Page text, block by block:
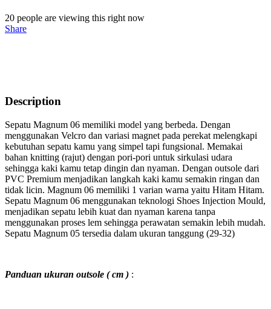
20 people are viewing this right now
Share
Description
Sepatu Magnum 06 memiliki model yang berbeda. Dengan
menggunakan Velcro dan variasi magnet pada perekat melengkapi
kebutuhan sepatu kamu yang simpel tapi fungsional. Memakai
bahan knitting (rajut) dengan pori-pori untuk sirkulasi udara
sehingga kaki kamu tetap dingin dan nyaman. Dengan outsole dari
PVC Premium menjadikan langkah kaki kamu semakin ringan dan
tidak licin. Magnum 06 memiliki 1 varian warna yaitu Hitam Hitam.
Sepatu Magnum 06 menggunakan teknologi Shoes Injection Mould,
menjadikan sepatu lebih kuat dan nyaman karena tanpa
menggunakan proses lem sehingga perawatan semakin lebih mudah.
Sepatu Magnum 05 tersedia dalam ukuran tanggung (29-32)
Panduan ukuran outsole ( cm ) :